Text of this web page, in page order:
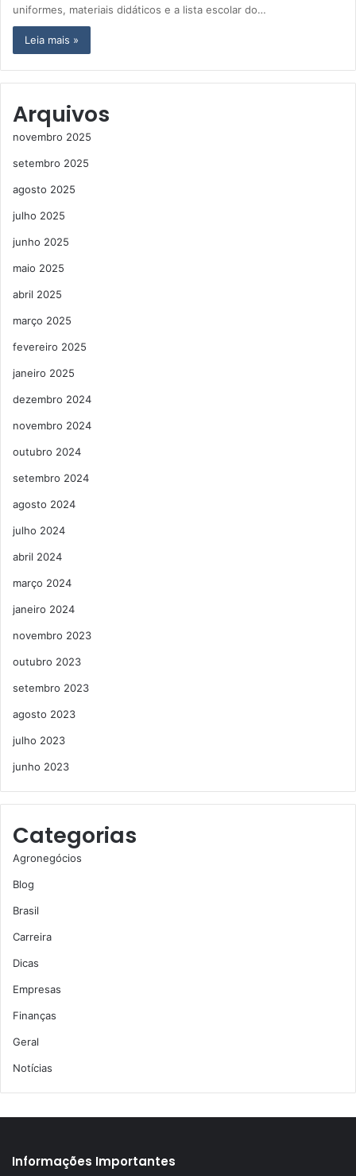
uniformes, materiais didáticos e a lista escolar do…
Leia mais »
Arquivos
novembro 2025
setembro 2025
agosto 2025
julho 2025
junho 2025
maio 2025
abril 2025
março 2025
fevereiro 2025
janeiro 2025
dezembro 2024
novembro 2024
outubro 2024
setembro 2024
agosto 2024
julho 2024
abril 2024
março 2024
janeiro 2024
novembro 2023
outubro 2023
setembro 2023
agosto 2023
julho 2023
junho 2023
Categorias
Agronegócios
Blog
Brasil
Carreira
Dicas
Empresas
Finanças
Geral
Notícias
Informações Importantes